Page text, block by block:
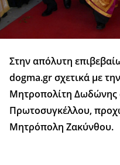
Στην απόλυτη
dogma.gr σχετικά με
Μητροπολίτη Δωδώνης
Πρωτοσυγκέλλου,
Μητρόπολη Ζακύνθου.